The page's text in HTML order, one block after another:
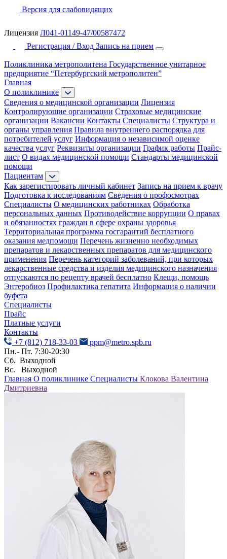
Версия для слабовидящих
Лицензия Л041-01149-47/00587472
Регистрация / Вход Запись на прием
Поликлиника метрополитена Государственное унитарное
предприятие “Петербургский метрополитен”
Главная
О поликлинике
Сведения о медицинской организации Лицензия
Контролирующие организации Страховые медицинские
организации Вакансии Контакты Специалисты Структура и
органы управления Правила внутреннего распорядка для
потребителей услуг Информация о независимой оценке
качества услуг Реквизиты организации График работы Прайс-
лист О видах медицинской помощи Стандарты медицинской
помощи
Пациентам
Как зарегистировать личный кабинет Запись на прием к врачу
Подготовка к исследованиям Сведения о профосмотрах
Специалисты О медицинских работниках Обработка
персональных данных Противодействие коррупции О правах
и обязанностях граждан в сфере охраны здоровья
Территориальная программа госгарантий бесплатного
оказания медпомощи Перечень жизненно необходимых
препаратов и лекарственных препаратов для медицинского
применения Перечень категорий заболеваний, при которых
лекарственные средства и изделия медицинского назначения
отпускаются по рецепту врачей бесплатно Клещи, помощь
Энтеробиоз Профилактика гепатита Информация о наличии
буфета
Специалисты
Прайс
Платные услуги
Контакты
+7 (812) 718-33-03
ppm@metro.spb.ru
Пн.- Пт. 7:30-20:30
Сб. Выходной
Вс. Выходной
Главная О поликлинике Специалисты Клокова Валентина
Дмитриевна